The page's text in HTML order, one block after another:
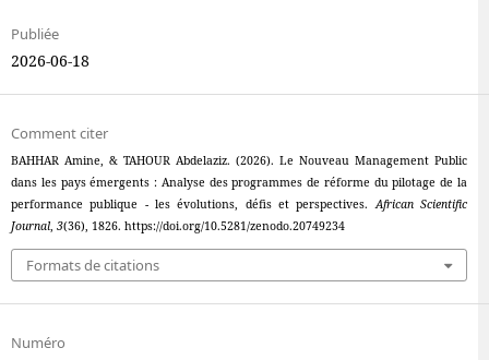
Publiée
2026-06-18
Comment citer
BAHHAR Amine, & TAHOUR Abdelaziz. (2026). Le Nouveau Management Public
dans les pays émergents : Analyse des programmes de réforme du pilotage de la
performance publique - les évolutions, défis et perspectives.African Scientific
Journal, 3(36), 1826. https://doi.org/10.5281/zenodo.20749234
Formats de citations
Numéro